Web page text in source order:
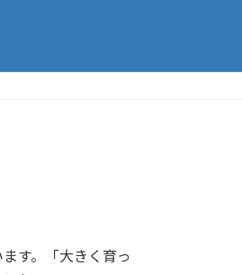
す。「大きく育っ